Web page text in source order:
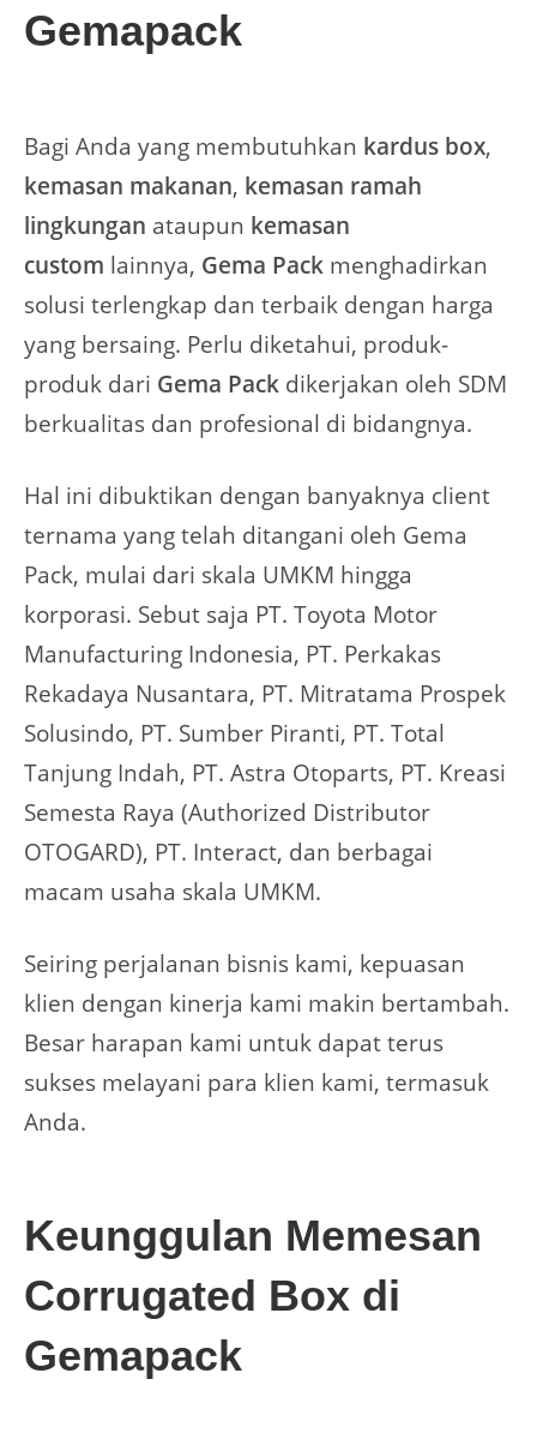
Gemapack
Bagi Anda yang membutuhkan kardus box,
kemasan makanan, kemasan ramah
lingkungan ataupun kemasan
custom lainnya, Gema Pack menghadirkan
solusi terlengkap dan terbaik dengan harga
yang bersaing. Perlu diketahui, produk-
produk dari Gema Pack dikerjakan oleh SDM
berkualitas dan profesional di bidangnya.
Hal ini dibuktikan dengan banyaknya client
ternama yang telah ditangani oleh Gema
Pack, mulai dari skala UMKM hingga
korporasi. Sebut saja PT. Toyota Motor
Manufacturing Indonesia, PT. Perkakas
Rekadaya Nusantara, PT. Mitratama Prospek
Solusindo, PT. Sumber Piranti, PT. Total
Tanjung Indah, PT. Astra Otoparts, PT. Kreasi
Semesta Raya (Authorized Distributor
OTOGARD), PT. Interact, dan berbagai
macam usaha skala UMKM.
Seiring perjalanan bisnis kami, kepuasan
klien dengan kinerja kami makin bertambah.
Besar harapan kami untuk dapat terus
sukses melayani para klien kami, termasuk
Anda.
Keunggulan Memesan
Corrugated Box di
Gemapack